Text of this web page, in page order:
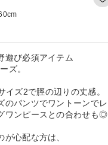
cm
遊び必須アイテム
ズ。
イズ2で脛の辺りの丈感。
のパンツでワントーンでレ
ワンピースとの合わせも◎
心配な方は、